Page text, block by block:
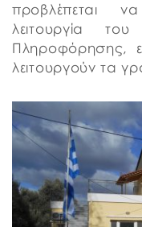
προβλέπεται
λειτουργία του
Πληροφόρησης,
λειτουργούν τα